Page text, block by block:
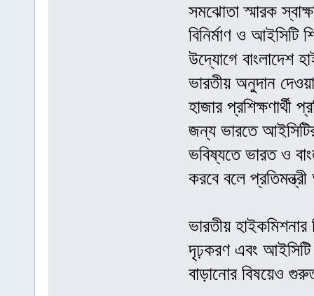
সমঝোতা স্মারক
বিনির্মাণ ও আইসিটি
উদ্যোগে বাংলাদেশ
ভারতীয় অনুদান
হাজার
জন্য ভারতে
ভবিষ্যতে ভারত ও
করবে বলে
ভারতীয়
দৃঢ়করণ এবং আইসিটি
বাড়ানোর বিষয়েও